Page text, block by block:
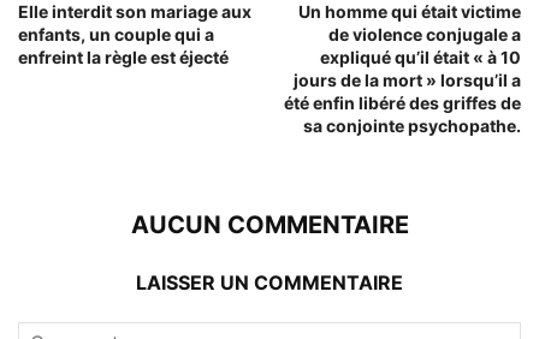
Elle interdit son mariage aux
enfants, un couple qui a
enfreint la règle est éjecté
Un homme qui était victime
de violence conjugale a
expliqué qu’il était « à 10
jours de la mort » lorsqu’il a
été enfin libéré des griffes de
sa conjointe psychopathe.
AUCUN COMMENTAIRE
LAISSER UN COMMENTAIRE